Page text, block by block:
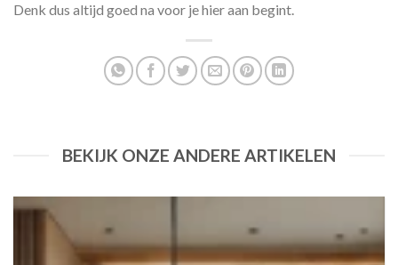
Denk dus altijd goed na voor je hier aan begint.
BEKIJK ONZE ANDERE ARTIKELEN